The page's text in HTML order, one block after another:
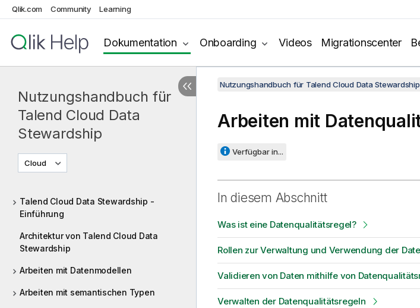
Qlik.com Community Learning
Dokumentation Onboarding Videos Migrationscenter
Nutzungshandbuch für
Talend Cloud Data
Stewardship
Cloud
Talend Cloud Data Stewardship -
Einführung
Architektur von Talend Cloud Data
Stewardship
Arbeiten mit Datenmodellen
Arbeiten mit semantischen Typen
Nutzungshandbuch für Talend Cloud Data Stewardship
Arbeiten mit
Verfügbar in...
In diesem Abschnitt
Was ist eine Datenqualitätsregel?
Rollen zur Verwaltung und Verwendung der
Validieren von Daten mithilfe von
Verwalten der Datenqualitätsregeln